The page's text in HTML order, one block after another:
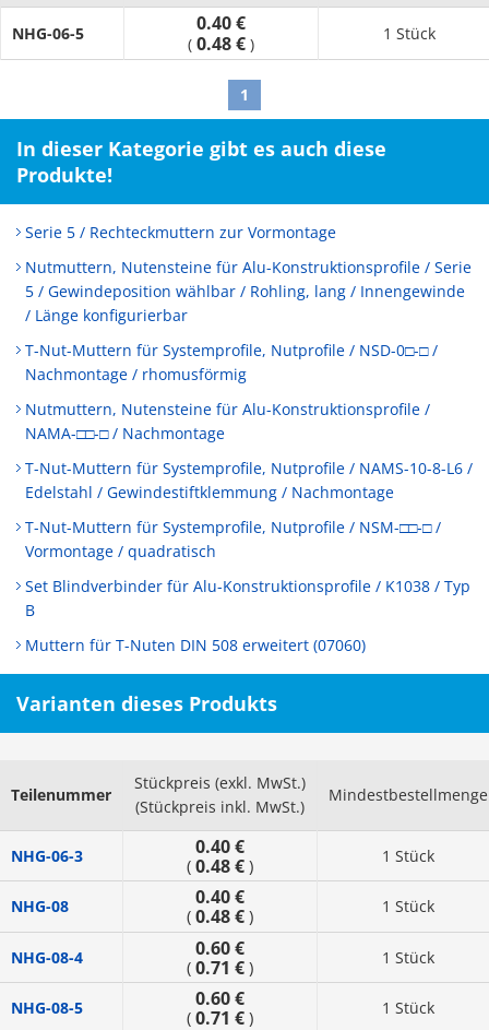
NHG-06-5 0.40 €
( 0.48 € )
1 Stück
1
In dieser Kategorie gibt es auch diese
Produkte!
Serie 5 / Rechteckmuttern zur Vormontage
Nutmuttern, Nutensteine für Alu-Konstruktionsprofile / Serie
5 / Gewindeposition wählbar / Rohling, lang / Innengewinde
/ Länge konfigurierbar
T-Nut-Muttern für Systemprofile, Nutprofile / NSD-0□-□ /
Nachmontage / rhomusförmig
Nutmuttern, Nutensteine für Alu-Konstruktionsprofile /
NAMA-□□-□ / Nachmontage
T-Nut-Muttern für Systemprofile, Nutprofile / NAMS-10-8-L6 /
Edelstahl / Gewindestiftklemmung / Nachmontage
T-Nut-Muttern für Systemprofile, Nutprofile / NSM-□□-□ /
Vormontage / quadratisch
Set Blindverbinder für Alu-Konstruktionsprofile / K1038 / Typ
B
Muttern für T-Nuten DIN 508 erweitert (07060)
Varianten dieses Produkts
Teilenummer
Stückpreis (exkl. MwSt.)
(Stückpreis inkl. MwSt.)
Mindestbestellmenge
NHG-06-3 0.40 €
( 0.48 € ) 1 Stück
NHG-08 0.40 €
( 0.48 € ) 1 Stück
NHG-08-4 0.60 €
( 0.71 € ) 1 Stück
NHG-08-5 0.60 €
( 0.71 € ) 1 Stück